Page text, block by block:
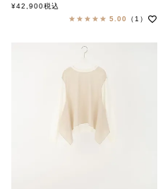
¥42,900税込
5.00
（1）